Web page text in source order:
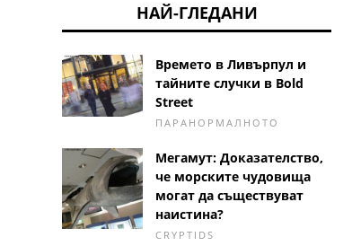
НАЙ-ГЛЕДАНИ
Времето в Ливърпул и
тайните случки в Bold
Street
ПАРАНОРМАЛНОТО
Мегамут: Доказателство,
че морските чудовища
могат да съществуват
наистина?
CRYPTIDS